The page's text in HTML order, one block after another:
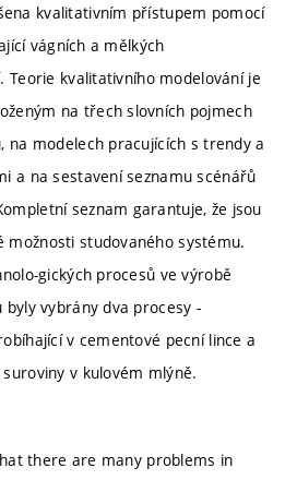
kvalitativním přístupem pomocí
vágních a mělkých
Teorie kvalitativního modelování je
na třech slovních pojmech
na modelech pracujících s trendy a
a na sestavení seznamu scénářů
seznam garantuje, že jsou
možnosti studovaného systému.
gických procesů ve výrobě
vybrány dva procesy -
v cementové pecní lince a
v kulovém mlýně.
there are many problems in